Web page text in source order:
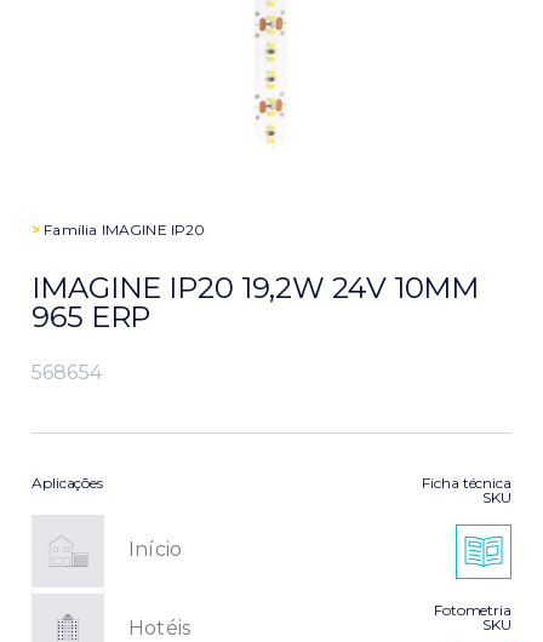
> Família IMAGINE IP20
IMAGINE IP20 19,2W 24V 10MM
965 ERP
568654
Aplicações
Início
Hotéis
Ficha técnica
SKU
Fotometria
SKU